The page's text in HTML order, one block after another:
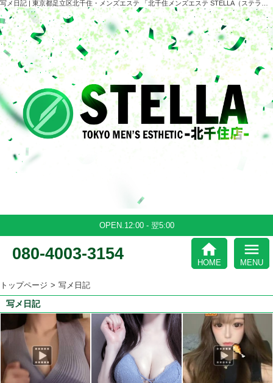
OPEN.12:00 - 翌5:00
080-4003-3154 home
HOME
menu
MENU
トップページ 写メ日記
写メ日記